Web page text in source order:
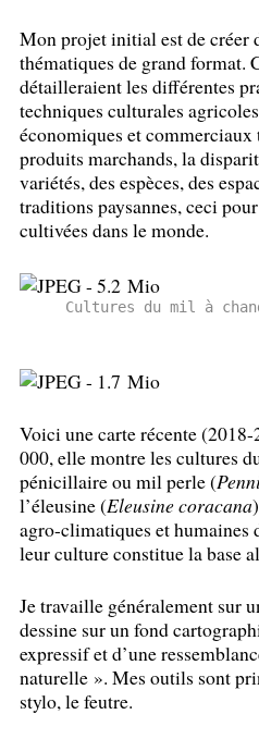
Mon projet initial est de créer
thématiques de grand format.
détailleraient les différentes
techniques culturales
économiques et commerciaux
produits marchands, la
variétés, des espèces, des
traditions paysannes, ceci
cultivées dans le monde.
Cultures du mil à
Voici une carte récente
000, elle montre les cultures
pénicillaire ou mil perle (
l’éleusine (Eleusine coracana
agro-climatiques et humaines
leur culture constitue la base
Je travaille généralement sur
dessine sur un fond
expressif et d’une
naturelle ». Mes outils sont
stylo, le feutre.